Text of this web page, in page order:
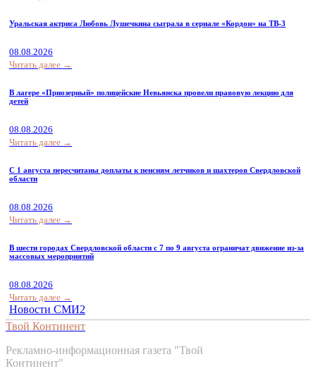
Уральская актриса Любовь Лушечкина сыграла в сериале «Кордон» на ТВ-3
08.08.2026
Читать далее →
В лагере «Приозерный» полицейские Невьянска провели правовую лекцию для
детей
08.08.2026
Читать далее →
С 1 августа пересчитаны доплаты к пенсиям летчиков и шахтеров Свердловской
области
08.08.2026
Читать далее →
В шести городах Свердловской области с 7 по 9 августа ограничат движение из-за
массовых мероприятий
08.08.2026
Читать далее →
Новости СМИ2
Твой Континент
Рекламно-информационная газета "Твой
Континент"